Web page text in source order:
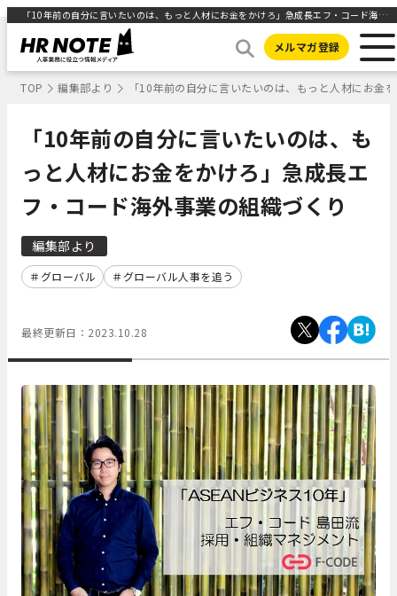
「10年前の自分に言いたいのは、もっと人材にお金をかけろ」急成長エフ・コード海外事業の組織づくり｜HR NOTE
メルマガ登録
TOP 編集部より 「10年前の自分に言いたいのは、もっと人材にお金
「10年前の自分に言いたいのは、も
っと人材にお金をかけろ」急成長エ
フ・コード海外事業の組織づくり
編集部より
グローバル グローバル人事を追う
最終更新日： 2023.10.28